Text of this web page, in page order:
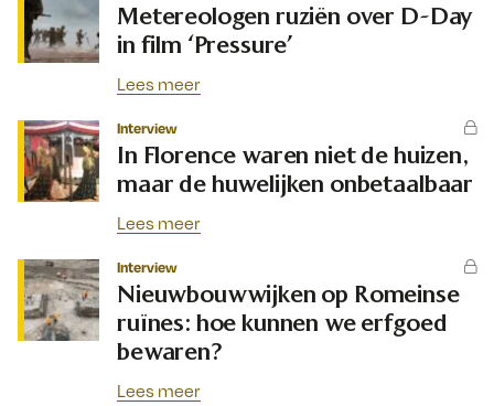
Metereologen ruziën over D-Day
in film ‘Pressure’
Lees meer
Interview
In Florence waren niet de huizen,
maar de huwelijken onbetaalbaar
Lees meer
Interview
Nieuwbouwwijken op Romeinse
ruïnes: hoe kunnen we erfgoed
bewaren?
Lees meer